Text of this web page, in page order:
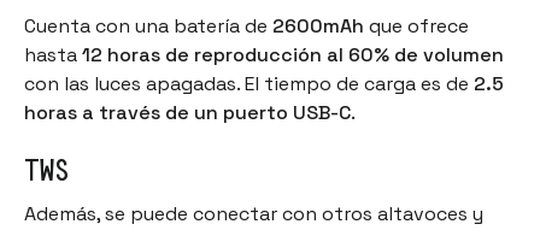
Cuenta con una batería de 2600mAh que ofrece
hasta12 horas de reproducción al 60% de volumen
con las luces apagadas. El tiempo de carga es de 2.5
horas a través de un puerto USB-C.
TWS
Además, se puede conectar con otros altavoces y